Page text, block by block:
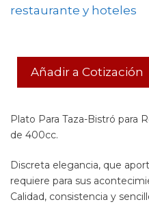
Añadir a Cotización
Plato Para Taza-Bistró para
de 400cc.
Discreta elegancia, que
requiere para sus
Calidad, consistencia y